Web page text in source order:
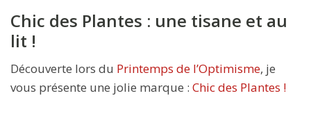
Chic des Plantes : une tisane et au
lit !
Découverte lors du Printemps de l’Optimisme, je
vous présente une jolie marque : Chic des Plantes !